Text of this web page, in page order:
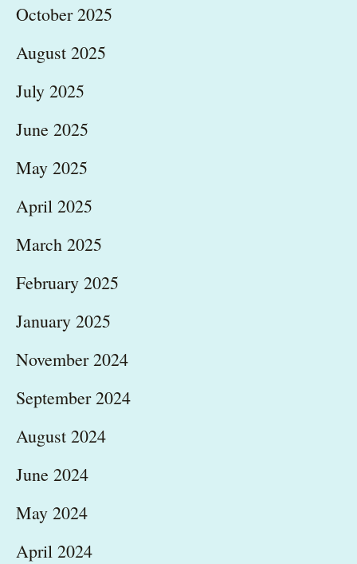
October 2025
August 2025
July 2025
June 2025
May 2025
April 2025
March 2025
February 2025
January 2025
November 2024
September 2024
August 2024
June 2024
May 2024
April 2024